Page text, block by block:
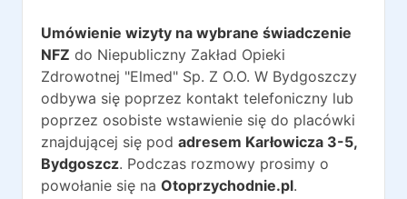
Umówienie wizyty na wybrane świadczenie
NFZ do Niepubliczny Zakład Opieki
Zdrowotnej "Elmed" Sp. Z O.O. W Bydgoszczy
odbywa się poprzez kontakt telefoniczny lub
poprzez osobiste wstawienie się do placówki
znajdującej się pod adresem Karłowicza 3-5,
Bydgoszcz. Podczas rozmowy prosimy o
powołanie się na Otoprzychodnie.pl.